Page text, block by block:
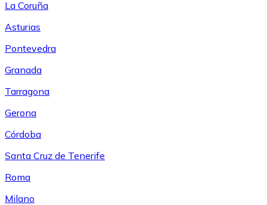
La Coruña
Asturias
Pontevedra
Granada
Tarragona
Gerona
Córdoba
Santa Cruz de Tenerife
Roma
Milano